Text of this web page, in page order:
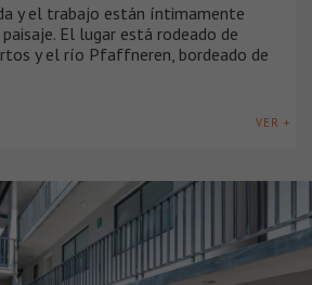
y el trabajo están íntimamente
El lugar está rodeado de
y el río Pfaffneren, bordeado de
VER +